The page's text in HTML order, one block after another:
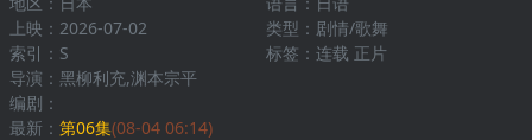
上映：2026-07-02
类型：剧情/歌舞
索引：S
标签：连载 正片
导演：黑柳利充,渊本宗平
编剧：
最新： 第06集(08-04 06:14)